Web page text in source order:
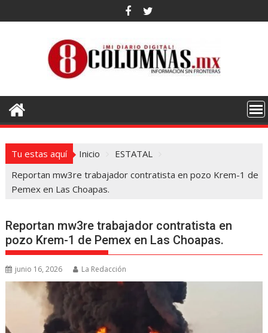
al
Tu estas aquí Inicio
ESTATAL
Reportan mw3re trabajador contratista en pozo Krem-1 de
Pemex en Las Choapas.
Reportan mw3re trabajador contratista en
pozo Krem-1 de Pemex en Las Choapas.
junio 16, 2026 La Redacción